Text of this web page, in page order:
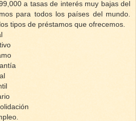
a tasas de interés muy bajas del
para todos los países del mundo.
tipos de préstamos que ofrecemos.